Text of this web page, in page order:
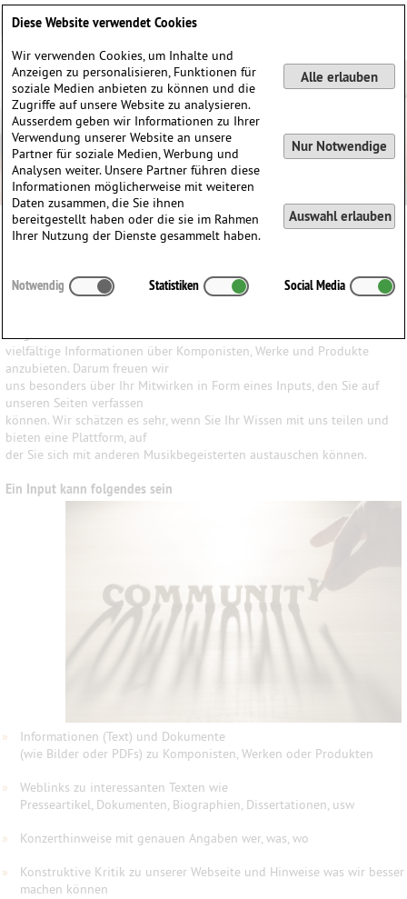
Ihr Input ist uns wichtig
vielfältige Informationen über Komponisten, Werke und Produkte
anzubieten. Darum freuen wir
uns besonders über Ihr Mitwirken in Form eines Inputs, den Sie auf
unseren Seiten verfassen
können. Wir schätzen es sehr, wenn Sie Ihr Wissen mit uns teilen und
bieten eine Plattform, auf
der Sie sich mit anderen Musikbegeisterten austauschen können.
Ein Input kann folgendes sein
»
Informationen (Text) und Dokumente
(wie Bilder oder PDFs) zu Komponisten, Werken oder Produkten
»
Weblinks zu interessanten Texten wie
Presseartikel, Dokumenten, Biographien, Dissertationen, usw
» Konzerthinweise mit genauen Angaben wer, was, wo
»
Konstruktive Kritik zu unserer Webseite und Hinweise was wir besser
machen können
Diese Website verwendet Cookies
Wir verwenden Cookies, um Inhalte und
Anzeigen zu personalisieren, Funktionen für
soziale Medien anbieten zu können und die
Zugriffe auf unsere Website zu analysieren.
Ausserdem geben wir Informationen zu Ihrer
Verwendung unserer Website an unsere
Partner für soziale Medien, Werbung und
Analysen weiter. Unsere Partner führen diese
Informationen möglicherweise mit weiteren
Daten zusammen, die Sie ihnen
bereitgestellt haben oder die sie im Rahmen
Ihrer Nutzung der Dienste gesammelt haben.
Alle erlauben
Nur Notwendige
Auswahl erlauben
Notwendig Statistiken Social Media